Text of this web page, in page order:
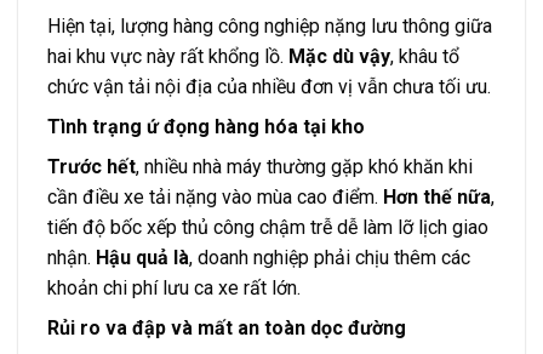
Hiện tại, lượng hàng công nghiệp nặng lưu thông giữa
hai khu vực này rất khổng lồ. Mặc dù vậy, khâu tổ
chức vận tải nội địa của nhiều đơn vị vẫn chưa tối ưu.
Tình trạng ứ đọng hàng hóa tại kho
Trước hết, nhiều nhà máy thường gặp khó khăn khi
cần điều xe tải nặng vào mùa cao điểm. Hơn thế nữa,
tiến độ bốc xếp thủ công chậm trễ dễ làm lỡ lịch giao
nhận. Hậu quả là, doanh nghiệp phải chịu thêm các
khoản chi phí lưu ca xe rất lớn.
Rủi ro va đập và mất an toàn dọc đường